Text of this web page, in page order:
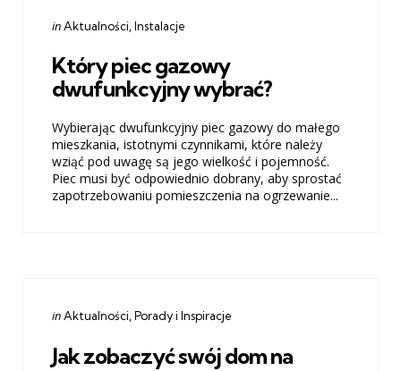
Categories
Posted
inAktualności Instalacje
Który piec gazowy
dwufunkcyjny wybrać?
Wybierając dwufunkcyjny piec gazowy do małego
mieszkania, istotnymi czynnikami, które należy
wziąć pod uwagę są jego wielkość i pojemność.
Piec musi być odpowiednio dobrany, aby sprostać
zapotrzebowaniu pomieszczenia na ogrzewanie...
Categories
Posted
inAktualności Porady i Inspiracje
Jak zobaczyć swój dom na